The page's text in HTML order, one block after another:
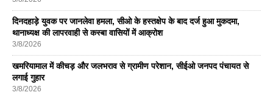
दिनदहाड़े युवक पर जानलेवा हमला, सीओ के हस्तक्षेप के बाद दर्ज हुआ मुकदमा,
थानाध्यक्ष की लापरवाही से कस्बा वासियों में आक्रोश
3/8/2026
खमरियामाल में कीचड़ और जलभराव से ग्रामीण परेशान, सीईओ जनपद पंचायत से
लगाई गुहार
3/8/2026